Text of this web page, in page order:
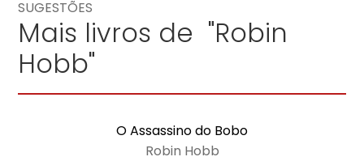
SUGESTÕES
Mais livros de "Robin
Hobb"
O Assassino do Bobo
Robin Hobb